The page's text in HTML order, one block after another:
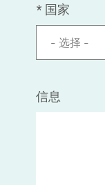
* 国家
- 选择 -
信息